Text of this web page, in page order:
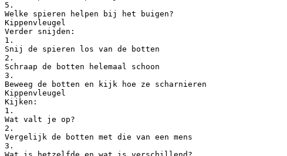
5.
Welke spieren helpen bij het buigen?
Kippenvleugel
Verder snijden:
1.
Snij de spieren los van de botten
2.
Schraap de botten helemaal schoon
3.
Beweeg de botten en kijk hoe ze scharnieren
Kippenvleugel
Kijken:
1.
Wat valt je op?
2.
Vergelijk de botten met die van een mens
3.